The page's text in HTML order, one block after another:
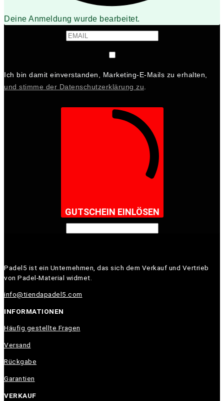
Deine Anmeldung wurde bearbeitet.
Ich bin damit einverstanden, Marketing-E-Mails zu erhalten,
und stimme der Datenschutzerklärung zu
GUTSCHEIN EINLÖSEN
Padel5 ist ein Unternehmen, das sich dem Verkauf und Vertrieb
von Padel-Material widmet.
info@tiendapadel5.com
INFORMATIONEN
Häufig gestellte Fragen
Versand
Rückgabe
Garantien
VERKAUF